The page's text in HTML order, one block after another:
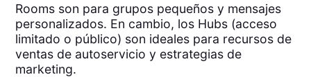
Rooms son para grupos pequeños y mensajes
personalizados. En cambio, los Hubs (acceso
limitado o público) son ideales para recursos de
ventas de autoservicio y estrategias de
marketing.